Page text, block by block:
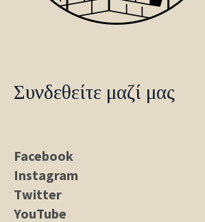
Συνδεθείτε μαζί μας
Facebook
Instagram
Twitter
YouTube